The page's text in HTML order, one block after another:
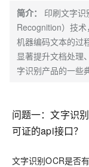
简介：
印刷文字
Recognition）技
机器编码文本的过
显著提升文档处理
字识别产品的一些
问题一：文字识
可证的api接口？
文字识别OCR是否